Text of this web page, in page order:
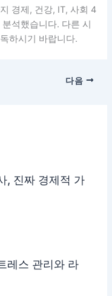
경제, 건강, IT, 사회 4
석했습니다. 다른 시
하시기 바랍니다.
다음
, 진짜 경제적 가
레스 관리와 라